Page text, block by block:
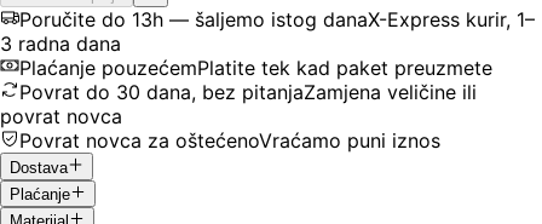
Poručite do 13h — šaljemo istog danaX-Express kurir, 1–
3 radna dana
Plaćanje pouzećemPlatite tek kad paket preuzmete
Povrat do 30 dana, bez pitanjaZamjena veličine ili
povrat novca
Povrat novca za oštećenoVraćamo puni iznos
Dostava
Plaćanje